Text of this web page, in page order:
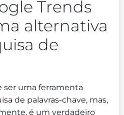
Trends
alternativa
de
ser uma ferramenta
de palavras-chave, mas,
é um verdadeiro